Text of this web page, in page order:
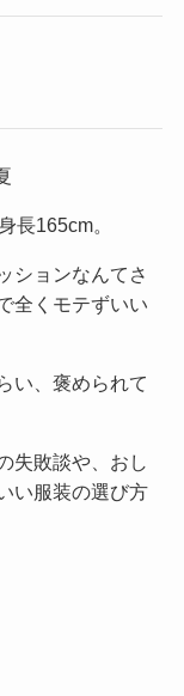
165cm。
ションなんてさ
全くモテずいい
い、褒められて
失敗談や、おし
い服装の選び方